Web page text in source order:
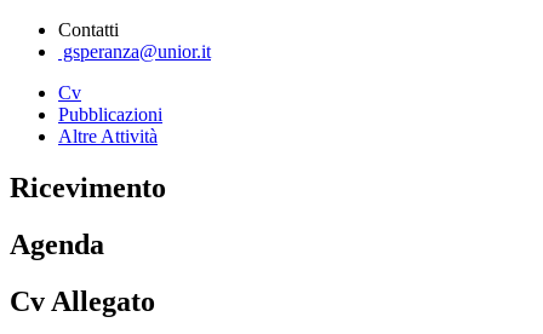
Contatti
gsperanza@unior.it
Cv
Pubblicazioni
Altre Attività
Ricevimento
Agenda
Cv Allegato